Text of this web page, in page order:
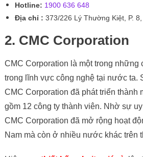
Hotline: 1900 636 648
Địa chỉ : 373/226 Lý Thường Kiệt, P.
2. CMC Corporation
CMC Corporation là một trong những
trong lĩnh vực công nghệ tại nước ta.
CMC Corporation đã phát triển thành
gồm 12 công ty thành viên. Nhờ sự
CMC Corporation đã mở rộng hoạt
Nam mà còn ở nhiều nước khác trên